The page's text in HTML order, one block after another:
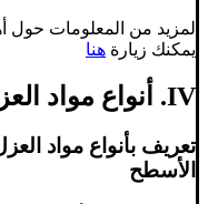
لمزيد من المعلومات حول
يمكنك زيارة هنا
IV. أنواع مواد العزل المستخدمة
تعريف بأنواع مواد
الأسطح